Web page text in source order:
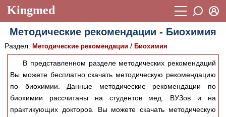
Kingmed
Учебный материал
Видеогалерея 899
Фотогалерея (1906)
Истории болезней
Лекции и презентации 2474
Пароль
Восстановить пароль
Регистрация
Методические рекомендации - Биохимия
Раздел: Методические рекомендации/ Биохимия
В представленном разделе методических рекомендаций
Вы можете бесплатно скачать методическую рекомендацию
по биохимии. Данные методические рекомендации по
биохимии рассчитаны на студентов мед. ВУЗов и на
практикующих докторов. Вы можете скачать методическую